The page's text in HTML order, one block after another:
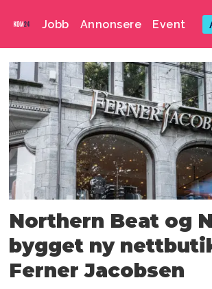
Jobb Annonsere Event
Emne:
nova
consulting
group
Northern Beat og
bygget ny
Ferner Jacobsen